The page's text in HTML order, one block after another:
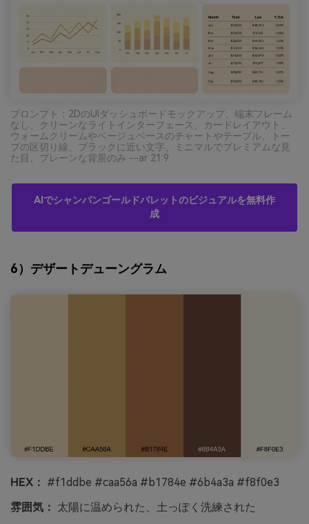
プロンプト：2DのUIダッシュボードモックアップ、端末フレーム
なし、クリーンなライトインターフェース、カードレイアウト、
ウォームクリームやベージュベースのチャートやテーブル、トー
プの区切り線、ブラックに近い文字、ミニマルでプレミアムな見
た目、プレーンな背景のみ --ar 21:9
AIでシャンパンゴールドパレットのビジュアルを無料作
成
6）デザートデューングラム
HEX： #f1ddbe #caa56a #b1784e #6b4a3a #f8f0e3
雰囲気： 太陽に温められた、土っぽく洗練された